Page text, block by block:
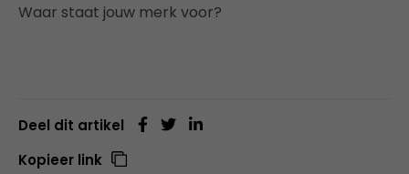
Waar staat jouw merk voor?
Deel dit artikel
Kopieer link